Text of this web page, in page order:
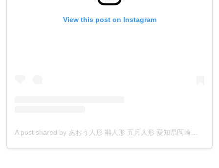
View this post on Instagram
A post shared by あおう人形 雛人形 五月人形 愛知県岡崎市人形店 (@aouningyo_okazaki_aichi)